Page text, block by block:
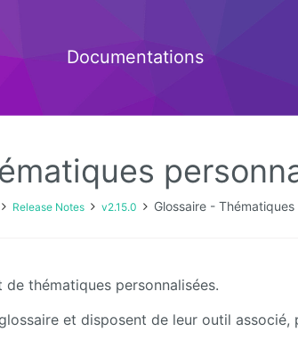
Documentations
Release Notes v2.15.0 Glossaire -
thématiques personnalisées.
et disposent de leur outil